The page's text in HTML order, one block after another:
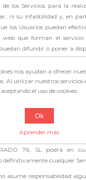
los Servicios para la
ni su infalibilidad y, en
los Usuarios puedan
web que forman el
difundir o poner a
contenidos o acceder a
puestos a disposición por
asume responsabilidad
naturaleza que puedan
del
y a las
de un modo exclusivo,
a las distintas páginas
76, SL podrá en
definitivamente cualquier
asume responsabilidad
nos ayudan a ofrecer
Al utilizar nuestros servicios
aceptando el uso de cookies.
Ok
Aprender más